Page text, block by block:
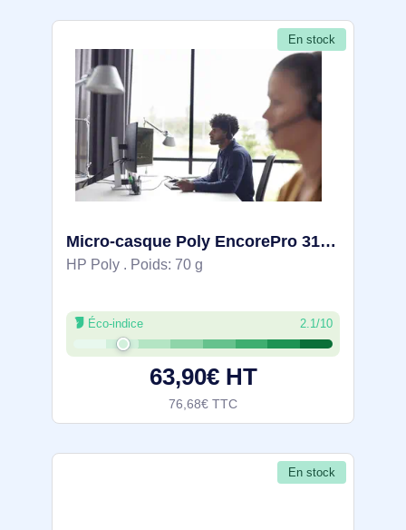
En stock
Micro-casque Poly EncorePro 310 monaural avec fonction Quick Disconnect TAA - 214572-01
HP Poly . Poids: 70 g
Éco-indice 2.1/10
63,90€ HT
76,68€ TTC
En stock